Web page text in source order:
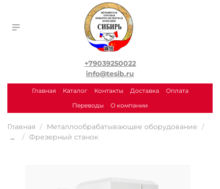
+79039250022
info@tesib.ru
Главная Каталог Контакты Доставка
Оплата
Переводы
О компании
Главная
Металлообрабатывающее оборудование
...
Фрезерный станок